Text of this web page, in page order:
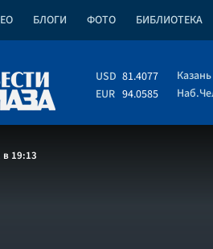
БЛОГИ ФОТО БИБЛИОТЕКА
USD 81.4077
EUR 94.0585
Казань
в 19:13